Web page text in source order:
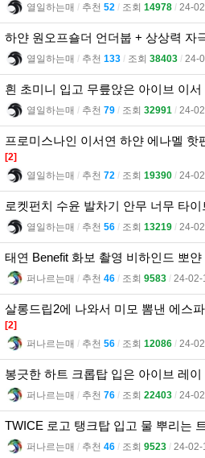
열일하는매 l 추천 52 l 조회 14978 l 24-
하얀 원오프숄더 언더붑 + 상상력 자
열일하는매 l 추천 133 l 조회 38403 l 24-
흰 초미니 입고 무릎앉은 아이브 이
열일하는매 l 추천 79 l 조회 32991 l 24-
프로미스나인 이서연 하얀 에나멜 핫
[2]
열일하는매 l 추천 72 l 조회 19390 l 24-
로켓펀치 수윤 발차기 안무 너무 타
열일하는매 l 추천 56 l 조회 13219 l 24-
태연 Benefit 화보 촬영 비하인드 뽀얀
퍼나르는매 l 추천 46 l 조회 9583 l 24-02-
살롱드립2에 나와서 미모 뽐낸 에스
[2]
퍼나르는매 l 추천 56 l 조회 12086 l 24-
봉긋한 하트 크롭탑 입은 아이브 레
퍼나르는매 l 추천 76 l 조회 22403 l 24-
TWICE 로고 탱크탑 입고 물 뿌리는
퍼나르는매 l 추천 46 l 조회 9523 l 24-02-